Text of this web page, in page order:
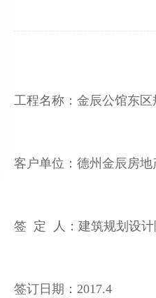
工程名称：金辰公馆东区
客户单位：德州金辰房地
签 定 人：建筑规划设
签订日期：2017.4